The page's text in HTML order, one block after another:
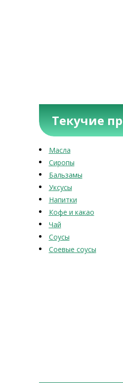
Текучие
Масла
Сиропы
Бальзамы
Уксусы
Напитки
Кофе и какао
Чай
Соусы
Соевые соусы